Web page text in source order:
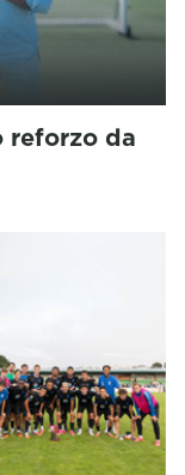
reforzo da